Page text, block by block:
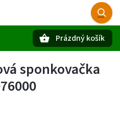
Prázdný košík
sponkovačka